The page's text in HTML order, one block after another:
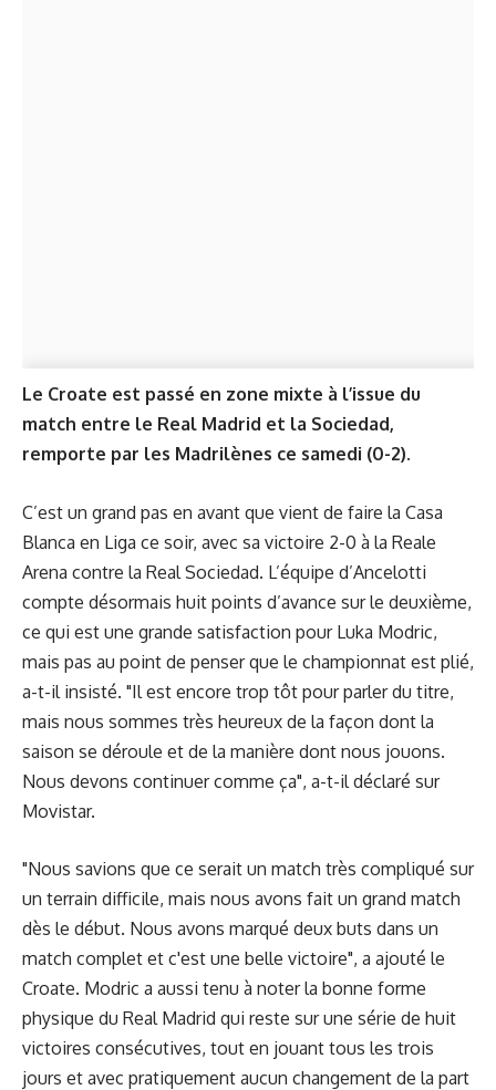
Le Croate est passé en zone mixte à l’issue du
match entre le Real Madrid et la Sociedad,
remporte par les Madrilènes ce samedi (0-2).
C’est un grand pas en avant que vient de faire la Casa
Blanca en Liga ce soir, avec sa victoire 2-0 à la Reale
Arena contre la Real Sociedad. L’équipe d’Ancelotti
compte désormais huit points d’avance sur le deuxième,
ce qui est une grande satisfaction pour Luka Modric,
mais pas au point de penser que le championnat est plié,
a-t-il insisté. "Il est encore trop tôt pour parler du titre,
mais nous sommes très heureux de la façon dont la
saison se déroule et de la manière dont nous jouons.
Nous devons continuer comme ça", a-t-il déclaré sur
Movistar.
"Nous savions que ce serait un match très compliqué sur
un terrain difficile, mais nous avons fait un grand match
dès le début. Nous avons marqué deux buts dans un
match complet et c'est une belle victoire", a ajouté le
Croate. Modric a aussi tenu à noter la bonne forme
physique du Real Madrid qui reste sur une série de huit
victoires consécutives, tout en jouant tous les trois
jours et avec pratiquement aucun changement de la part